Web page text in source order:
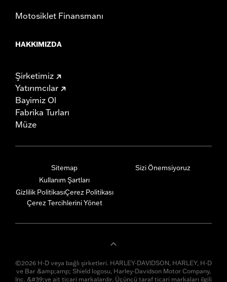
Motosiklet Finansmanı
HAKKIMIZDA
Şirketimiz
Yatırımcılar
Bayimiz Ol
Fabrika Turları
Müze
Sitemap
Kullanım Şartları
Gizlilik PolitikasıÇerez Politikası
Çerez Tercihlerini Yönet
Sizi Önemsiyoruz
©2026 H-D veya bağlı şirketleri. HARLEY-DAVIDSON, HARLEY, H-D
ve Bar &amp;amp; Shield logosu, Harley-Davidson Motor Company,
Inc. &#39;ye ait ticari markalardır. Üçüncü taraf ticari markaları ilgili